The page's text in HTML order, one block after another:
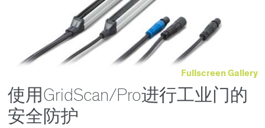
Fullscreen Gallery
使用GridScan/Pro进行工业门的
安全防护